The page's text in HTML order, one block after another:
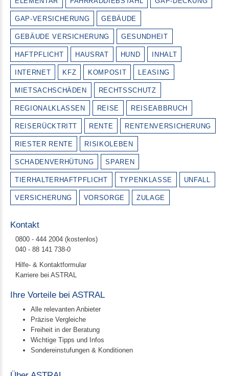
GAP-VERSICHERUNG GEBÄUDE
GEBÄUDE VERSICHERUNG GESUNDHEIT
HAFTPFLICHT HAUSRAT HUND INHALT
INTERNET KFZ KOMPOSIT LEASING
MIETSACHSCHÄDEN RECHTSSCHUTZ
REGIONALKLASSEN REISE REISEABBRUCH
REISERÜCKTRITT RENTE RENTENVERSICHERUNG
RIESTER RENTE RISIKOLEBEN
SCHADENVERHÜTUNG SPAREN
TIERHALTERHAFTPFLICHT TYPENKLASSE UNFALL
VERSICHERUNG VORSORGE ZULAGE
Kontakt
0800 - 444 2004 (kostenlos)
040 - 88 141 738-0
Hilfe- & Kontaktformular
Karriere bei ASTRAL
Ihre Vorteile bei ASTRAL
Alle relevanten Anbieter
Präzise Vergleiche
Freiheit in der Beratung
Wichtige Tipps und Infos
Sondereinstufungen & Konditionen